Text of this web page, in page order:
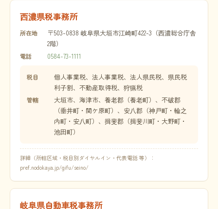
西濃県税事務所
所在地
〒503-0838 岐阜県大垣市江崎町422-3（西濃総合庁舎
2階）
電話 0584-73-1111
税目
個人事業税、法人事業税、法人県民税、県民税
利子割、不動産取得税、狩猟税
管轄
大垣市、海津市、養老郡（養老町）、不破郡
（垂井町・関ケ原町）、安八郡（神戸町・輪之
内町・安八町）、揖斐郡（揖斐川町・大野町・
池田町）
詳細（所轄区域・税目別ダイヤルイン・代表電話 等）：
pref.nodokaya.jp/gifu/seino/
岐阜県自動車税事務所